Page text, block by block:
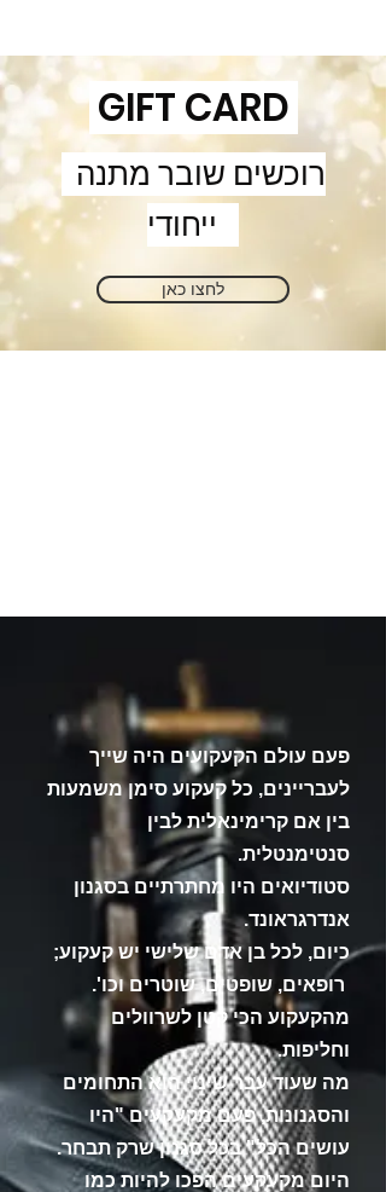
GIFT CARD
רוכשים שובר מתנה
לחצו כאן
פעם עולם הקעקועים היה שייך
לעבריינים, כל קעקוע סימן משמעות
בין אם קרימינאלית לבין
סנטימנטלית.
סטודיואים היו מחתרתיים בסגנון
אנדרגראונד.
כיום, לכל בן אדם שלישי יש קעקוע;
רופאים, שופטים, שוטרים וכו'.
מהקעקוע הכי קטן לשרוולים
וחליפות.
מה שעוד עבר שינוי הוא התחומים
והסגנונות, פעם מקעקעים "היו
עושים הכל" בכלסגנון שרק תבחר.
היום מקעקעים הפכו להיות כמו